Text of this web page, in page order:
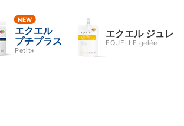
エクエル
プチプラス
Petit+
エクエル ジュレ
EQUELLE gelée